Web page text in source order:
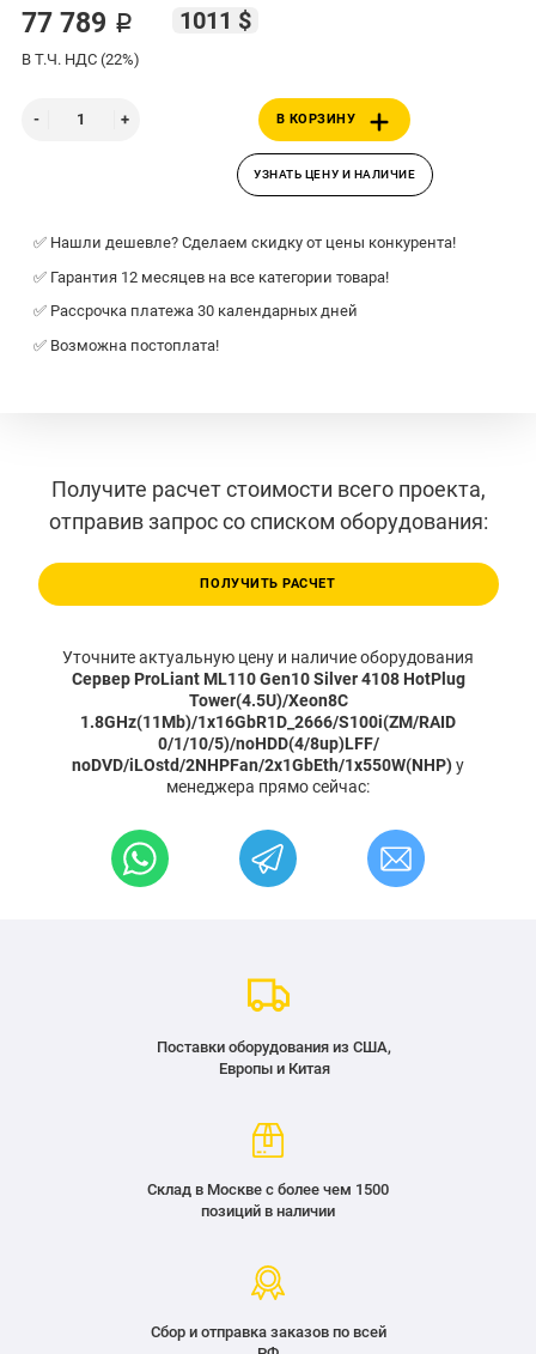
77 789 ₽ 1011 $
В Т.Ч. НДС (22%)
В КОРЗИНУ
УЗНАТЬ ЦЕНУ И НАЛИЧИЕ
✅ Нашли дешевле? Сделаем скидку от цены конкурента!
✅ Гарантия 12 месяцев на все категории товара!
✅ Рассрочка платежа 30 календарных дней
✅ Возможна постоплата!
Получите расчет стоимости всего проекта,
отправив запрос со списком оборудования:
ПОЛУЧИТЬ РАСЧЕТ
Уточните актуальную цену и наличие оборудования
Сервер ProLiant ML110 Gen10 Silver 4108 HotPlug
Tower(4.5U)/Xeon8C
1.8GHz(11Mb)/1x16GbR1D_2666/S100i(ZM/RAID
0/1/10/5)/noHDD(4/8up)LFF/
noDVD/iLOstd/2NHPFan/2x1GbEth/1x550W(NHP)у
менеджера прямо сейчас:
Поставки оборудования из США,
Европы и Китая
Склад в Москве с более чем 1500
позиций в наличии
Сбор и отправка заказов по всей